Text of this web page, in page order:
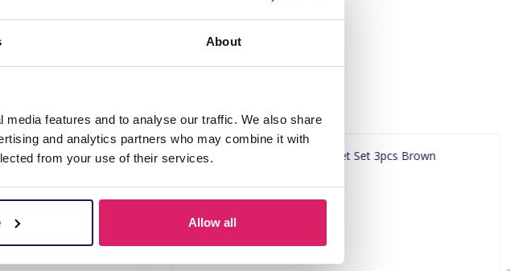
About
features and to analyse our traffic. We also share
and analytics partners who may combine it with
from your use of their services.
Allow all